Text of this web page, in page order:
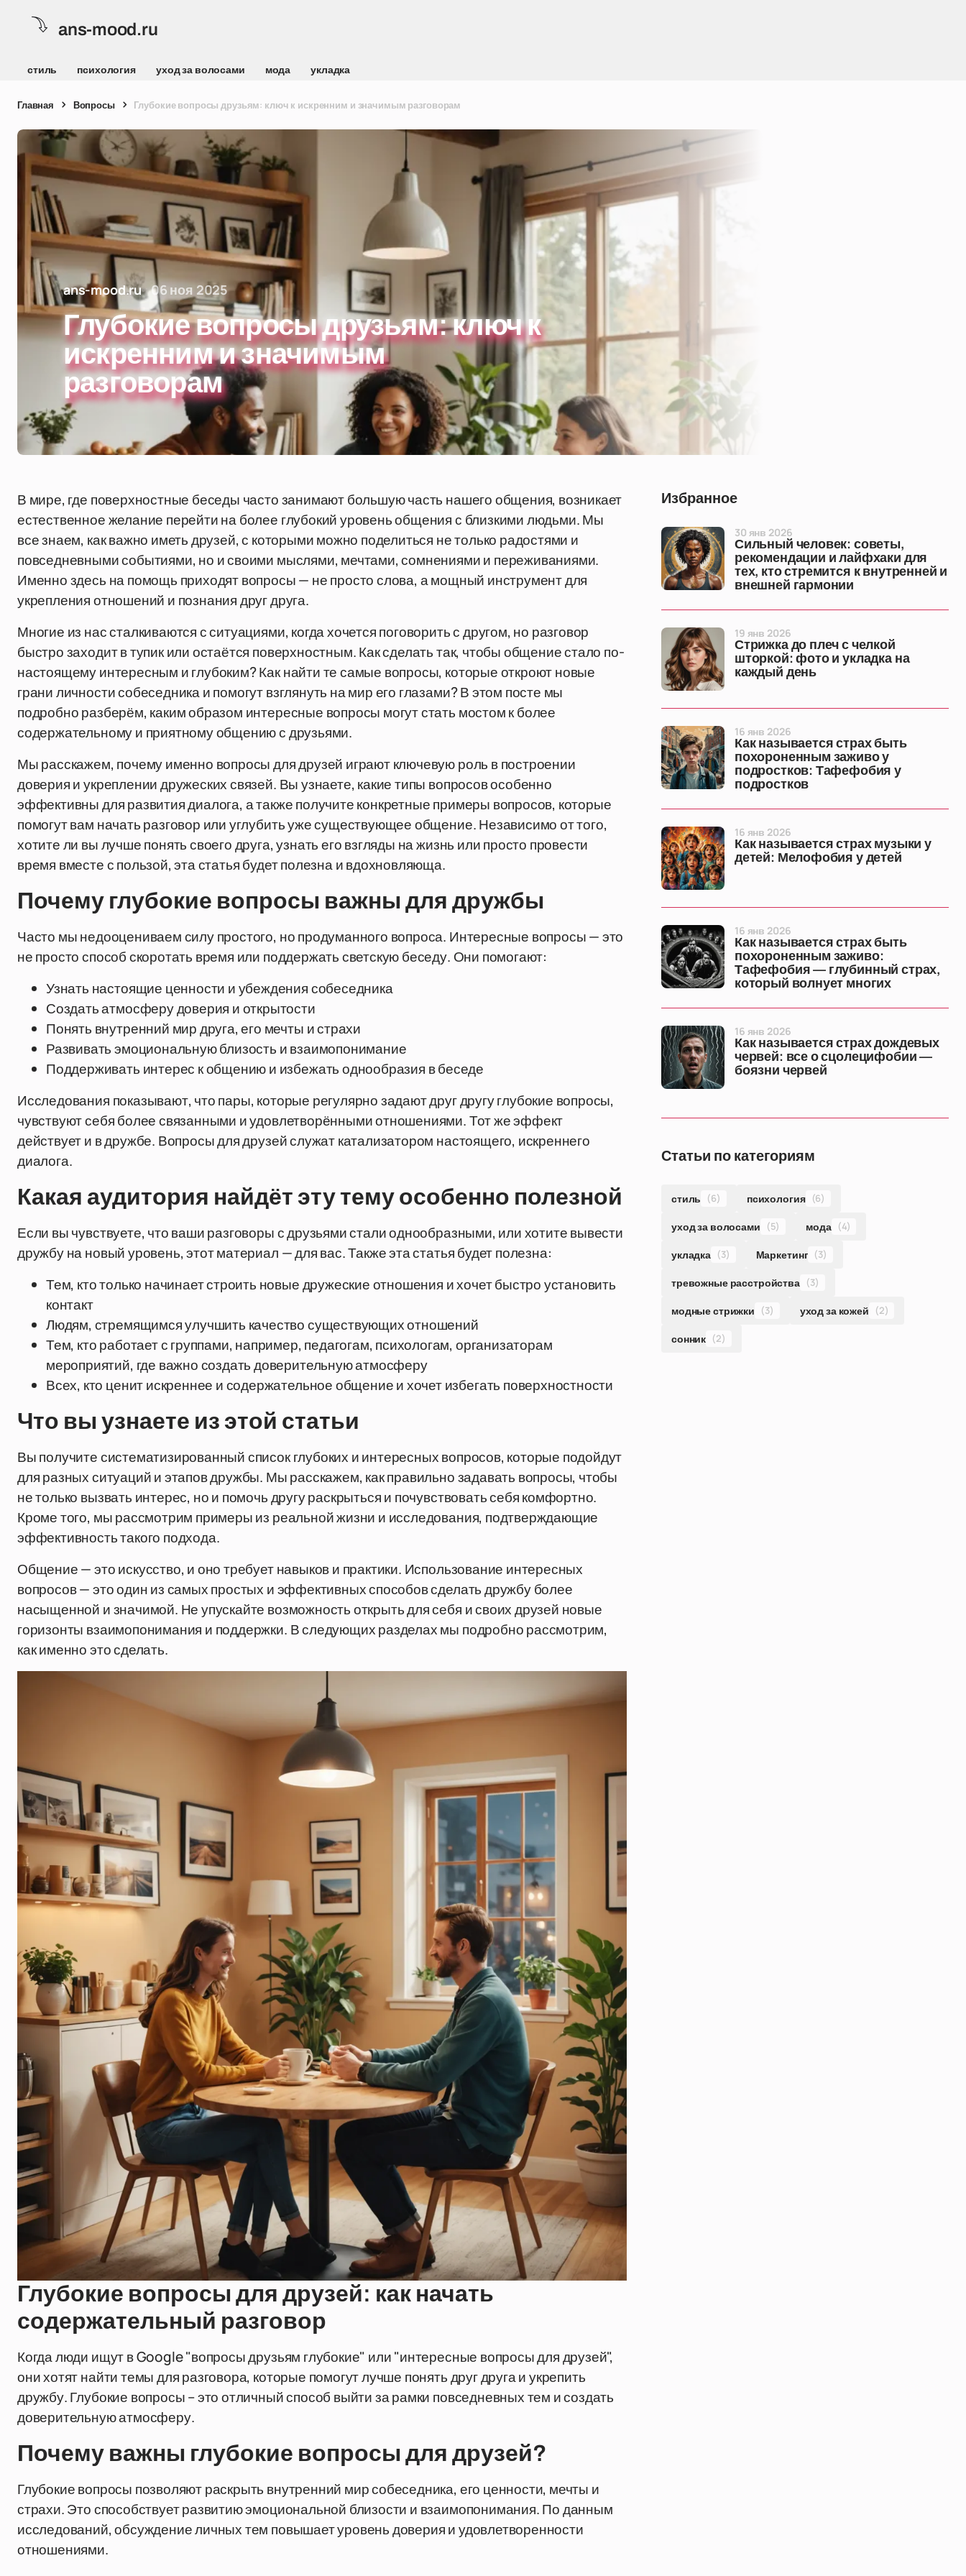
ans-mood.ru
стиль психология уход за волосами мода укладка
Главная Вопросы Глубокие вопросы друзьям: ключ к искренним и значимым разговорам
ans-mood.ru 06 ноя 2025
Глубокие вопросы друзьям: ключ к
искренним и значимым
разговорам
В мире, где поверхностные беседы часто занимают большую часть нашего общения, возникает
естественное желание перейти на более глубокий уровень общения с близкими людьми. Мы
все знаем, как важно иметь друзей, с которыми можно поделиться не только радостями и
повседневными событиями, но и своими мыслями, мечтами, сомнениями и переживаниями.
Именно здесь на помощь приходят вопросы — не просто слова, а мощный инструмент для
укрепления отношений и познания друг друга.
Многие из нас сталкиваются с ситуациями, когда хочется поговорить с другом, но разговор
быстро заходит в тупик или остаётся поверхностным. Как сделать так, чтобы общение стало по-
настоящему интересным и глубоким? Как найти те самые вопросы, которые откроют новые
грани личности собеседника и помогут взглянуть на мир его глазами? В этом посте мы
подробно разберём, каким образом интересные вопросы могут стать мостом к более
содержательному и приятному общению с друзьями.
Мы расскажем, почему именно вопросы для друзей играют ключевую роль в построении
доверия и укреплении дружеских связей. Вы узнаете, какие типы вопросов особенно
эффективны для развития диалога, а также получите конкретные примеры вопросов, которые
помогут вам начать разговор или углубить уже существующее общение. Независимо от того,
хотите ли вы лучше понять своего друга, узнать его взгляды на жизнь или просто провести
время вместе с пользой, эта статья будет полезна и вдохновляюща.
Почему глубокие вопросы важны для дружбы
Часто мы недооцениваем силу простого, но продуманного вопроса. Интересные вопросы — это
не просто способ скоротать время или поддержать светскую беседу. Они помогают:
Узнать настоящие ценности и убеждения собеседника
Создать атмосферу доверия и открытости
Понять внутренний мир друга, его мечты и страхи
Развивать эмоциональную близость и взаимопонимание
Поддерживать интерес к общению и избежать однообразия в беседе
Исследования показывают, что пары, которые регулярно задают друг другу глубокие вопросы,
чувствуют себя более связанными и удовлетворёнными отношениями. Тот же эффект
действует и в дружбе. Вопросы для друзей служат катализатором настоящего, искреннего
диалога.
Какая аудитория найдёт эту тему особенно полезной
Если вы чувствуете, что ваши разговоры с друзьями стали однообразными, или хотите вывести
дружбу на новый уровень, этот материал — для вас. Также эта статья будет полезна:
Тем, кто только начинает строить новые дружеские отношения и хочет быстро установить
контакт
Людям, стремящимся улучшить качество существующих отношений
Тем, кто работает с группами, например, педагогам, психологам, организаторам
мероприятий, где важно создать доверительную атмосферу
Всех, кто ценит искреннее и содержательное общение и хочет избегать поверхностности
Что вы узнаете из этой статьи
Вы получите систематизированный список глубоких и интересных вопросов, которые подойдут
для разных ситуаций и этапов дружбы. Мы расскажем, как правильно задавать вопросы, чтобы
не только вызвать интерес, но и помочь другу раскрыться и почувствовать себя комфортно.
Кроме того, мы рассмотрим примеры из реальной жизни и исследования, подтверждающие
эффективность такого подхода.
Общение — это искусство, и оно требует навыков и практики. Использование интересных
вопросов — это один из самых простых и эффективных способов сделать дружбу более
насыщенной и значимой. Не упускайте возможность открыть для себя и своих друзей новые
горизонты взаимопонимания и поддержки. В следующих разделах мы подробно рассмотрим,
как именно это сделать.
Глубокие вопросы для друзей: как начать
содержательный разговор
Когда люди ищут в Google "вопросы друзьям глубокие" или "интересные вопросы для друзей",
они хотят найти темы для разговора, которые помогут лучше понять друг друга и укрепить
дружбу. Глубокие вопросы – это отличный способ выйти за рамки повседневных тем и создать
доверительную атмосферу.
Почему важны глубокие вопросы для друзей?
Глубокие вопросы позволяют раскрыть внутренний мир собеседника, его ценности, мечты и
страхи. Это способствует развитию эмоциональной близости и взаимопонимания. По данным
исследований, обсуждение личных тем повышает уровень доверия и удовлетворенности
отношениями.
Избранное
Сильный человек: советы,
рекомендации и лайфхаки для
тех, кто стремится к внутренней и
внешней гармонии
30 янв 2026
Стрижка до плеч с челкой
шторкой: фото и укладка на
каждый день
19 янв 2026
Как называется страх быть
похороненным заживо у
подростков: Тафефобия у
подростков
16 янв 2026
Как называется страх музыки у
детей: Мелофобия у детей
16 янв 2026
Как называется страх быть
похороненным заживо:
Тафефобия — глубинный страх,
который волнует многих
16 янв 2026
Как называется страх дождевых
червей: все о сцолецифобии —
боязни червей
16 янв 2026
Статьи по категориям
стиль (6) психология (6)
уход за волосами (5) мода (4)
укладка (3) Маркетинг (3)
тревожные расстройства (3)
модные стрижки (3) уход за кожей (2)
сонник (2)